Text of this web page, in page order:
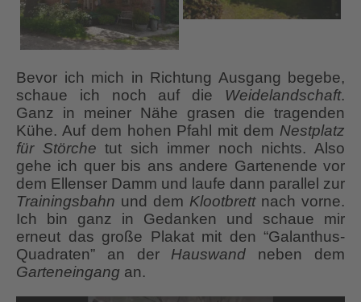
Bevor ich mich in Richtung Ausgang begebe,
schaue ich noch auf die Weidelandschaft.
Ganz in meiner Nähe grasen die tragenden
Kühe. Auf dem hohen Pfahl mit dem Nestplatz
für Störche tut sich immer noch nichts. Also
gehe ich quer bis ans andere Gartenende vor
dem Ellenser Damm und laufe dann parallel zur
Trainingsbahn und dem Klootbrettnach vorne.
Ich bin ganz in Gedanken und schaue mir
erneut das große Plakat mit den “Galanthus-
Quadraten” an der Hauswand neben dem
Garteneingang an.